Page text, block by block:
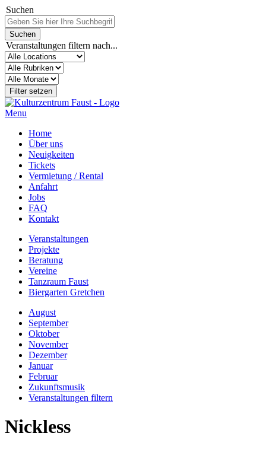
Suchen
Veranstaltungen filtern nach...
Menu
Home
Über uns
Neuigkeiten
Tickets
Vermietung / Rental
Anfahrt
Jobs
FAQ
Kontakt
Veranstaltungen
Projekte
Beratung
Vereine
Tanzraum Faust
Biergarten Gretchen
August
September
Oktober
November
Dezember
Januar
Februar
Zukunftsmusik
Veranstaltungen filtern
Nickless